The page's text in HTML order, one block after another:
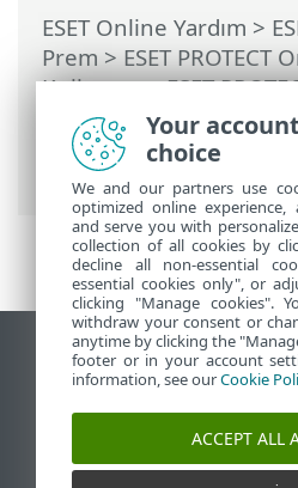
ESET Online Yardım >
Prem > ESET
Kullanma>ESET
Menü> Daha Fazla>
Şablonları > Dinamik
Kurallar
Masaüstü sitesini
End of Life
ESET Bilgi Bankası
ESET Status Portal
Your
choice
We and our partners use
optimized online
and serve you with
collection of all cookies by
decline all non-essential
essential cookies only", or
clicking "Manage cookies".
withdraw your consent or
anytime by clicking the
footer or in your account
information, see ourCookie
ACCEPT ALL